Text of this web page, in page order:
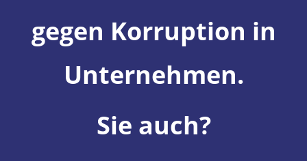
gegen Korruption in
Unternehmen.
Sie auch?